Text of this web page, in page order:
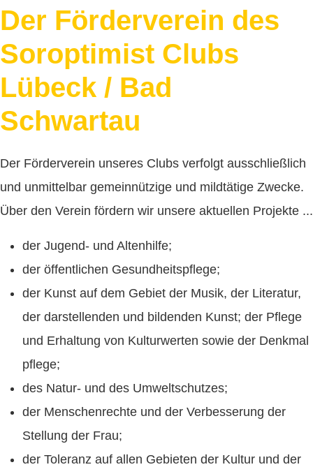
Der Förderverein des
Soroptimist Clubs
Lübeck / Bad
Schwartau
Der Förderverein unseres Clubs verfolgt ausschließlich
und unmittelbar gemeinnützige und mildtätige Zwecke.
Über den Verein fördern wir unsere aktuellen Projekte ...
der Jugend- und Altenhilfe;
der öffentlichen Gesundheitspflege;
der Kunst auf dem Gebiet der Musik, der Literatur,
der darstellenden und bildenden Kunst; der Pflege
und Erhaltung von Kulturwerten sowie der Denkmal
pflege;
des Natur- und des Umweltschutzes;
der Menschenrechte und der Verbesserung der
Stellung der Frau;
der Toleranz auf allen Gebieten der Kultur und der